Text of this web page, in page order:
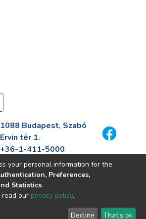
1088 Budapest, Szabó
Ervin tér 1.
+36-1-411-5000
info@fszek.hu
https://fszek.hu
your personal information for the
Preferences,
Statistics.
read our privacy policy.
Decline That's ok